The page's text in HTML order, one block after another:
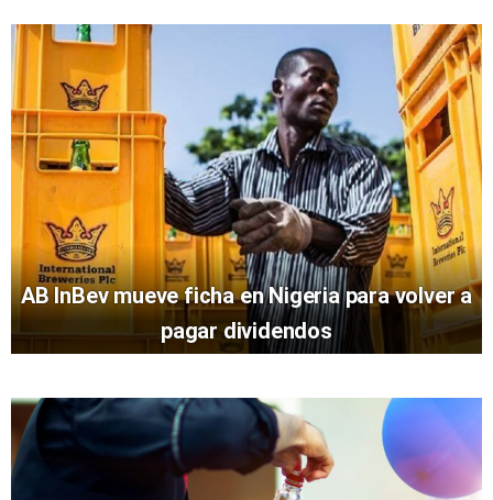
AB InBev mueve ficha en Nigeria para volver a
pagar dividendos